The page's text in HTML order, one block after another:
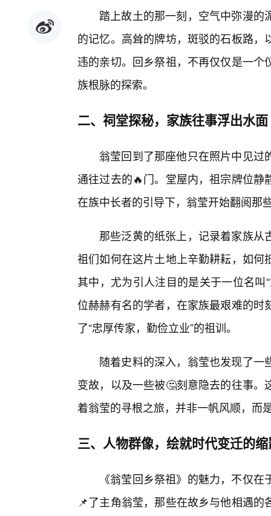
踏上故土的那一刻，空气中弥漫
的记忆。高耸的牌坊，斑驳的石板路
违的亲切。回乡祭祖，不再仅仅是一
族根脉的探索。
二、祠堂探秘，家族往事浮出水面
翁莹回到了那座他只在照片中见过
通往过去的🔥门。堂屋内，祖宗牌位
在族中长者的引导下，翁莹开始翻阅那
那些泛黄的纸张上，记录着家族
祖们如何在这片土地上辛勤耕耘，如
其中，尤为引人注目的是关于一位名
位赫赫有名的学者，在家族最艰难的
了“忠厚传家，勤俭立业”的祖训。
随着史料的深入，翁莹也发现了
变故，以及一些被🤔刻意隐去的往事
着翁莹的寻根之旅，并非一帆风顺，而
三、人物群像，绘就时代变迁的
《翁莹回乡祭祖》的魅力，不仅
📌了主角翁莹，那些在故乡与他相遇